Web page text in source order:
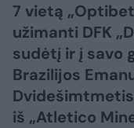
7 vietą
užimanti DFK
sudėtį ir į savo
Brazilijos
iš „Atletico